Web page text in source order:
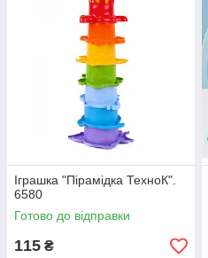
Іграшка "Пірамідка ТехноК".
6580
Готово до відправки
115 ₴